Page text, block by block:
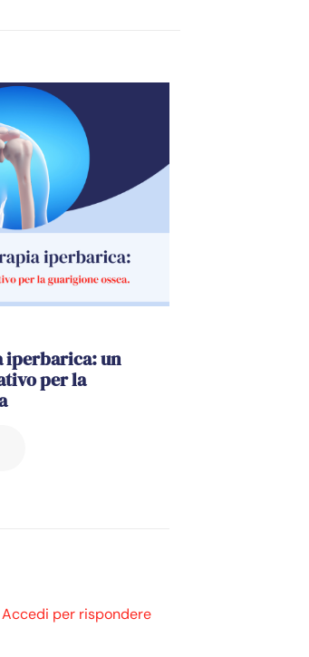
iperbarica: un
per la
Accedi per rispondere